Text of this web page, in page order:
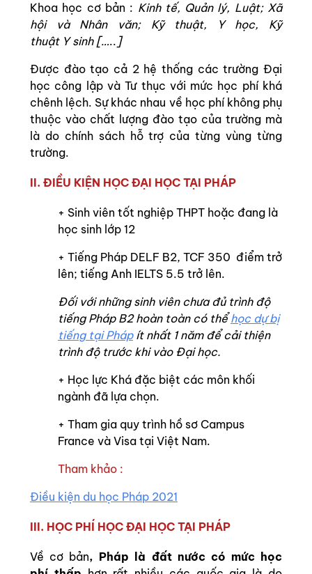
Khoa học cơ bản : Kinh tế, Quản lý, Luật; Xã
hội và Nhân văn; Kỹ thuật, Y học, Kỹ
thuật Y sinh [….. ]
Được đào tạo cả 2 hệ thống các trường Đại
học công lập và Tư thục với mức học phí khá
chênh lệch. Sự khác nhau về học phí không phụ
thuộc vào chất lượng đào tạo của trường mà
là do chính sách hỗ trợ của từng vùng từng
trường.
II. ĐIỀU KIỆN HỌC ĐẠI HỌC TẠI PHÁP
+ Sinh viên tốt nghiệp THPT hoặc đang là
học sinh lớp 12
+ Tiếng Pháp DELF B2, TCF 350 điểm trở
lên; tiếng Anh IELTS 5.5 trở lên.
Đối với những sinh viên chưa đủ trình độ
tiếng Pháp B2 hoàn toàn có thểhọc dự bị
tiếng tại Phápít nhất 1 năm để cải thiện
trình độ trước khi vào Đại học.
+ Học lực Khá đặc biệt các môn khối
ngành đã lựa chọn.
+ Tham gia quy trình hồ sơ Campus
France và Visa tại Việt Nam.
Tham khảo :
Điều kiện du học Pháp 2021
III. HỌC PHÍ HỌC ĐẠI HỌC TẠI PHÁP
Về cơ bản, Pháp là đất nước có mức học